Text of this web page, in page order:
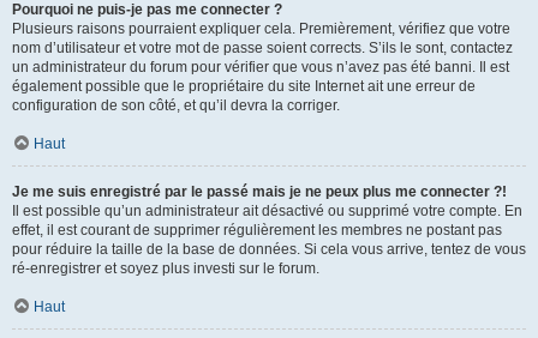
Pourquoi ne puis-je pas me connecter ?
Plusieurs raisons pourraient expliquer cela. Premièrement, vérifiez que votre
nom d’utilisateur et votre mot de passe soient corrects. S’ils le sont, contactez
un administrateur du forum pour vérifier que vous n’avez pas été banni. Il est
également possible que le propriétaire du site Internet ait une erreur de
configuration de son côté, et qu’il devra la corriger.
Haut
Je me suis enregistré par le passé mais je ne peux plus me connecter ?!
Il est possible qu’un administrateur ait désactivé ou supprimé votre compte. En
effet, il est courant de supprimer régulièrement les membres ne postant pas
pour réduire la taille de la base de données. Si cela vous arrive, tentez de vous
ré-enregistrer et soyez plus investi sur le forum.
Haut